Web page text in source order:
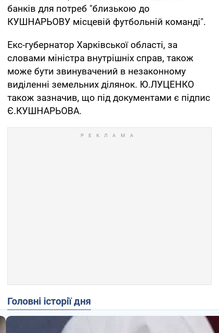
банків для потреб "близькою до
КУШНАРЬОВУ місцевій футбольній команді".
Екс-губернатор Харківської області, за
словами міністра внутрішніх справ, також
може бути звинувачений в незаконному
виділенні земельних ділянок. Ю.ЛУЦЕНКО
також зазначив, що під документами є підпис
Є.КУШНАРЬОВА.
Головні історії дня